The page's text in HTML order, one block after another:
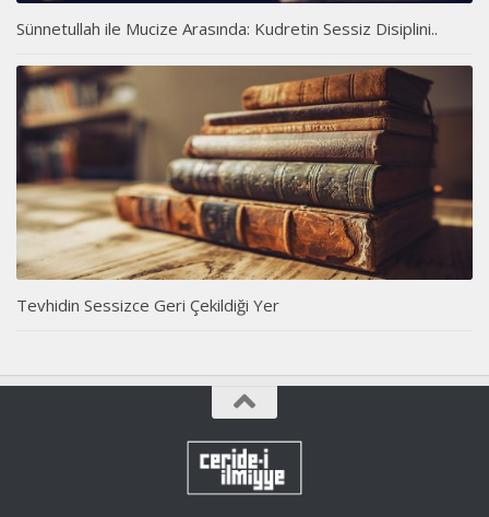
Sünnetullah ile Mucize Arasında: Kudretin Sessiz Disiplini..
Tevhidin Sessizce Geri Çekildiği Yer